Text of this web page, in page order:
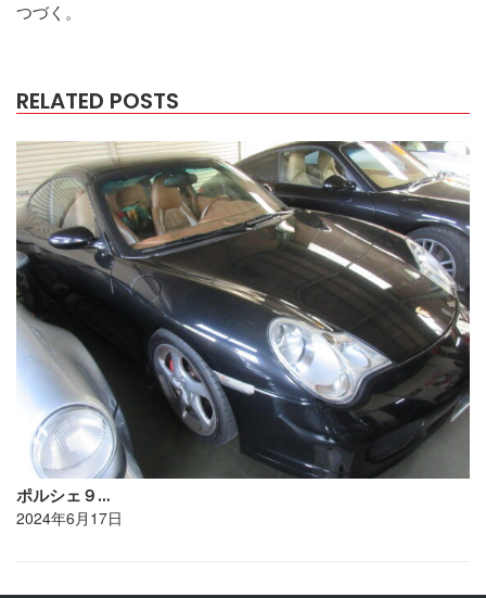
つづく。
RELATED POSTS
ポルシェ９…
2024年6月17日